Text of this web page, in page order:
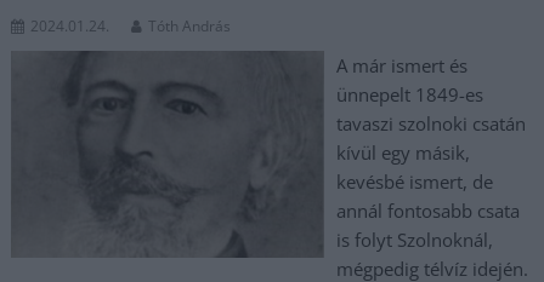
2024.01.24. Tóth András
A már ismert és
ünnepelt 1849-es
tavaszi szolnoki csatán
kívül egy másik,
kevésbé ismert, de
annál fontosabb csata
is folyt Szolnoknál,
mégpedig télvíz idején.